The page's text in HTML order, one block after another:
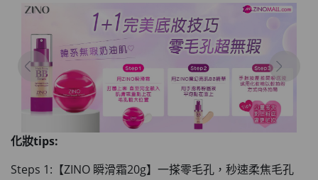
化妝tips:
Steps 1:【ZINO 瞬滑霜20g】一搽零毛孔，秒速柔焦毛孔